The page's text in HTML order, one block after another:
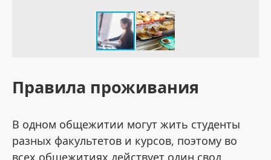
Правила проживания
В одном общежитии могут жить студенты
разных факультетов и курсов, поэтому во